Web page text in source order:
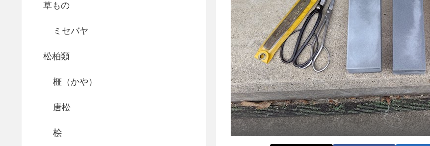
草もの
ミセバヤ
松柏類
榧（かや）
唐松
桧